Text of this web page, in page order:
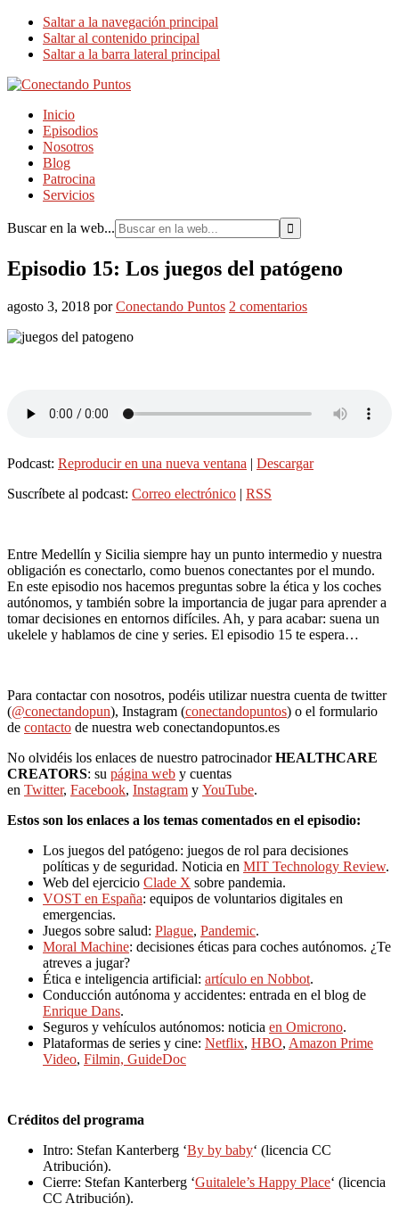
Saltar a la navegación principal
Saltar al contenido principal
Saltar a la barra lateral principal
Inicio
Episodios
Nosotros
Blog
Patrocina
Servicios
Buscar en la web...
Episodio 15: Los juegos del patógeno
agosto 3, 2018 porConectando Puntos 2 comentarios
Podcast: Reproducir en una nueva ventana | Descargar
Suscríbete al podcast: Correo electrónico | RSS
Entre Medellín y Sicilia siempre hay un punto intermedio y nuestra
obligación es conectarlo, como buenos conectantes por el mundo.
En este episodio nos hacemos preguntas sobre la ética y los coches
autónomos, y también sobre la importancia de jugar para aprender a
tomar decisiones en entornos difíciles. Ah, y para acabar: suena un
ukelele y hablamos de cine y series. El episodio 15 te espera…
Para contactar con nosotros, podéis utilizar nuestra cuenta de twitter
(@conectandopun), Instagram (conectandopuntos) o el formulario
de contacto de nuestra web conectandopuntos.es
No olvidéis los enlaces de nuestro patrocinadorHEALTHCARE
CREATORS: su página web y cuentas
en Twitter, Facebook, Instagram y YouTube.
Estos son los enlaces a los temas comentados en el episodio:
Los juegos del patógeno: juegos de rol para decisiones
políticas y de seguridad. Noticia en MIT Technology Review.
Web del ejercicio Clade X sobre pandemia.
VOST en España: equipos de voluntarios digitales en
emergencias.
Juegos sobre salud: Plague, Pandemic.
Moral Machine: decisiones éticas para coches autónomos. ¿Te
atreves a jugar?
Ética e inteligencia artificial: artículo en Nobbot.
Conducción autónoma y accidentes: entrada en el blog de
Enrique Dans.
Seguros y vehículos autónomos: noticia en Omicrono.
Plataformas de series y cine: Netflix, HBO, Amazon Prime
Video, Filmin, GuideDoc
Créditos del programa
Intro: Stefan Kanterberg ‘By by baby‘ (licencia CC
Atribución).
Cierre: Stefan Kanterberg ‘Guitalele’s Happy Place‘ (licencia
CC Atribución).